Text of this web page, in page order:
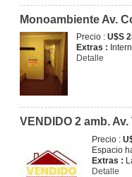
Monoambiente Av.
Precio : U$S
Extras :
Detalle
VENDIDO 2 amb.
Precio :
Espacio
Extras :
Detalle